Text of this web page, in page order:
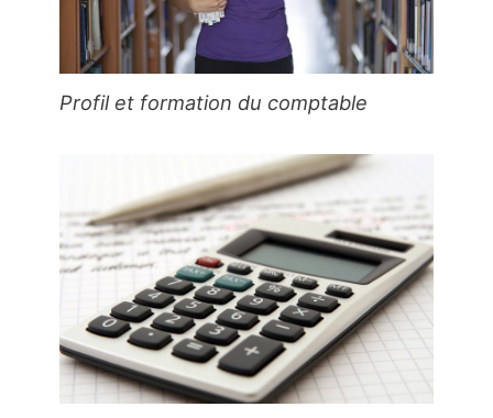
Profil et formation du comptable